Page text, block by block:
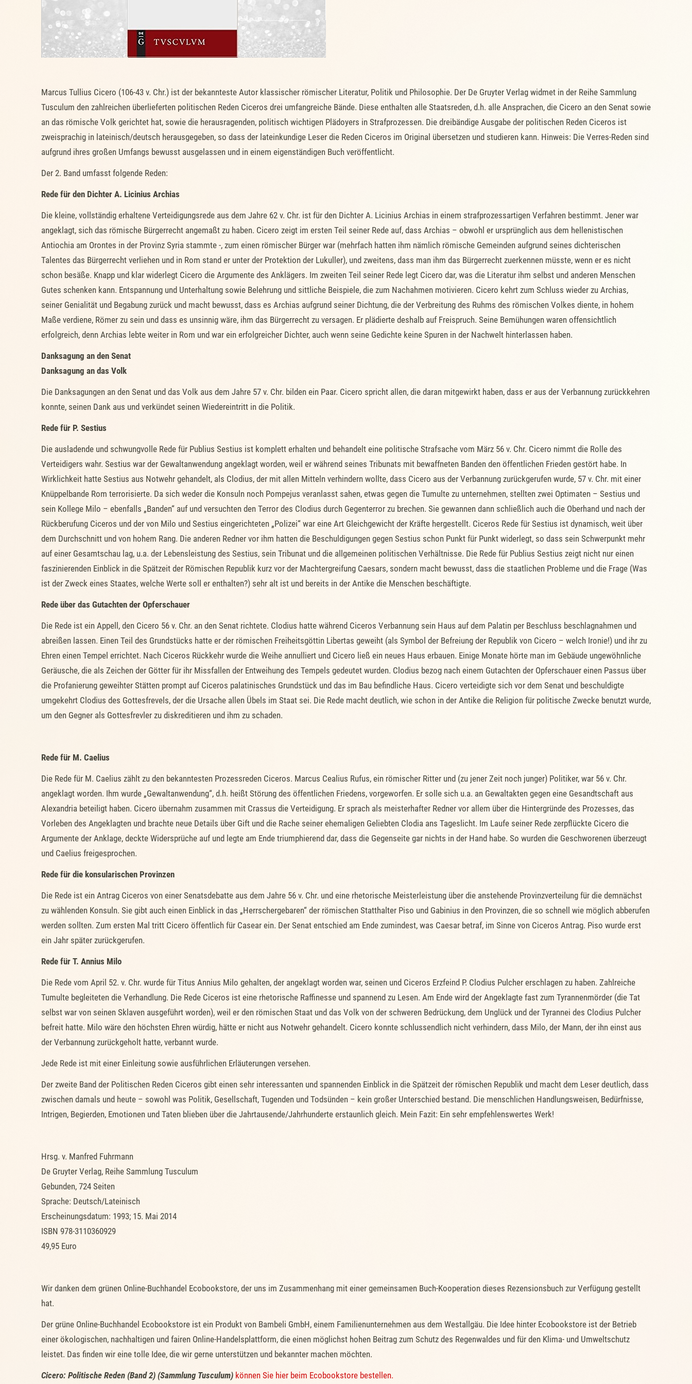
Marcus Tullius Cicero (106-43 v. Chr.) ist der bekannteste Autor klassischer römischer Literatur, Politik und Philosophie. Der De Gruyter Verlag widmet in der Reihe Sammlung
Tusculum den zahlreichen überlieferten politischen Reden Ciceros drei umfangreiche Bände. Diese enthalten alle Staatsreden, d.h. alle Ansprachen, die Cicero an den Senat sowie
an das römische Volk gerichtet hat, sowie die herausragenden, politisch wichtigen Plädoyers in Strafprozessen. Die dreibändige Ausgabe der politischen Reden Ciceros ist
zweisprachig in lateinisch/deutsch herausgegeben, so dass der lateinkundige Leser die Reden Ciceros im Original übersetzen und studieren kann. Hinweis: Die Verres-Reden sind
aufgrund ihres großen Umfangs bewusst ausgelassen und in einem eigenständigen Buch veröffentlicht.
Der 2. Band umfasst folgende Reden:
Rede für den Dichter A. Licinius Archias
Die kleine, vollständig erhaltene Verteidigungsrede aus dem Jahre 62 v. Chr. ist für den Dichter A. Licinius Archias in einem strafprozessartigen Verfahren bestimmt. Jener war
angeklagt, sich das römische Bürgerrecht angemaßt zu haben. Cicero zeigt im ersten Teil seiner Rede auf, dass Archias – obwohl er ursprünglich aus dem hellenistischen
Antiochia am Orontes in der Provinz Syria stammte -, zum einen römischer Bürger war (mehrfach hatten ihm nämlich römische Gemeinden aufgrund seines dichterischen
Talentes das Bürgerrecht verliehen und in Rom stand er unter der Protektion der Lukuller), und zweitens, dass man ihm das Bürgerrecht zuerkennen müsste, wenn er es nicht
schon besäße. Knapp und klar widerlegt Cicero die Argumente des Anklägers. Im zweiten Teil seiner Rede legt Cicero dar, was die Literatur ihm selbst und anderen Menschen
Gutes schenken kann. Entspannung und Unterhaltung sowie Belehrung und sittliche Beispiele, die zum Nachahmen motivieren. Cicero kehrt zum Schluss wieder zu Archias,
seiner Genialität und Begabung zurück und macht bewusst, dass es Archias aufgrund seiner Dichtung, die der Verbreitung des Ruhms des römischen Volkes diente, in hohem
Maße verdiene, Römer zu sein und dass es unsinnig wäre, ihm das Bürgerrecht zu versagen. Er plädierte deshalb auf Freispruch. Seine Bemühungen waren offensichtlich
erfolgreich, denn Archias lebte weiter in Rom und war ein erfolgreicher Dichter, auch wenn seine Gedichte keine Spuren in der Nachwelt hinterlassen haben.
Danksagung an den Senat
Danksagung an das Volk
Die Danksagungen an den Senat und das Volk aus dem Jahre 57 v. Chr. bilden ein Paar. Cicero spricht allen, die daran mitgewirkt haben, dass er aus der Verbannung zurückkehren
konnte, seinen Dank aus und verkündet seinen Wiedereintritt in die Politik.
Rede für P. Sestius
Die ausladende und schwungvolle Rede für Publius Sestius ist komplett erhalten und behandelt eine politische Strafsache vom März 56 v. Chr. Cicero nimmt die Rolle des
Verteidigers wahr. Sestius war der Gewaltanwendung angeklagt worden, weil er während seines Tribunats mit bewaffneten Banden den öffentlichen Frieden gestört habe. In
Wirklichkeit hatte Sestius aus Notwehr gehandelt, als Clodius, der mit allen Mitteln verhindern wollte, dass Cicero aus der Verbannung zurückgerufen wurde, 57 v. Chr. mit einer
Knüppelbande Rom terrorisierte. Da sich weder die Konsuln noch Pompejus veranlasst sahen, etwas gegen die Tumulte zu unternehmen, stellten zwei Optimaten – Sestius und
sein Kollege Milo – ebenfalls „Banden“ auf und versuchten den Terror des Clodius durch Gegenterror zu brechen. Sie gewannen dann schließlich auch die Oberhand und nach der
Rückberufung Ciceros und der von Milo und Sestius eingerichteten „Polizei“ war eine Art Gleichgewicht der Kräfte hergestellt. Ciceros Rede für Sestius ist dynamisch, weit über
dem Durchschnitt und von hohem Rang. Die anderen Redner vor ihm hatten die Beschuldigungen gegen Sestius schon Punkt für Punkt widerlegt, so dass sein Schwerpunkt mehr
auf einer Gesamtschau lag, u.a. der Lebensleistung des Sestius, sein Tribunat und die allgemeinen politischen Verhältnisse. Die Rede für Publius Sestius zeigt nicht nur einen
faszinierenden Einblick in die Spätzeit der Römischen Republik kurz vor der Machtergreifung Caesars, sondern macht bewusst, dass die staatlichen Probleme und die Frage (Was
ist der Zweck eines Staates, welche Werte soll er enthalten?) sehr alt ist und bereits in der Antike die Menschen beschäftigte.
Rede über das Gutachten der Opferschauer
Die Rede ist ein Appell, den Cicero 56 v. Chr. an den Senat richtete. Clodius hatte während Ciceros Verbannung sein Haus auf dem Palatin per Beschluss beschlagnahmen und
abreißen lassen. Einen Teil des Grundstücks hatte er der römischen Freiheitsgöttin Libertas geweiht (als Symbol der Befreiung der Republik von Cicero – welch Ironie!) und ihr zu
Ehren einen Tempel errichtet. Nach Ciceros Rückkehr wurde die Weihe annulliert und Cicero ließ ein neues Haus erbauen. Einige Monate hörte man im Gebäude ungewöhnliche
Geräusche, die als Zeichen der Götter für ihr Missfallen der Entweihung des Tempels gedeutet wurden. Clodius bezog nach einem Gutachten der Opferschauer einen Passus über
die Profanierung geweihter Stätten prompt auf Ciceros palatinisches Grundstück und das im Bau befindliche Haus. Cicero verteidigte sich vor dem Senat und beschuldigte
umgekehrt Clodius des Gottesfrevels, der die Ursache allen Übels im Staat sei. Die Rede macht deutlich, wie schon in der Antike die Religion für politische Zwecke benutzt wurde,
um den Gegner als Gottesfrevler zu diskreditieren und ihm zu schaden.
Rede für M. Caelius
Die Rede für M. Caelius zählt zu den bekanntesten Prozessreden Ciceros. Marcus Cealius Rufus, ein römischer Ritter und (zu jener Zeit noch junger) Politiker, war 56 v. Chr.
angeklagt worden. Ihm wurde „Gewaltanwendung“, d.h. heißt Störung des öffentlichen Friedens, vorgeworfen. Er solle sich u.a. an Gewaltakten gegen eine Gesandtschaft aus
Alexandria beteiligt haben. Cicero übernahm zusammen mit Crassus die Verteidigung. Er sprach als meisterhafter Redner vor allem über die Hintergründe des Prozesses, das
Vorleben des Angeklagten und brachte neue Details über Gift und die Rache seiner ehemaligen Geliebten Clodia ans Tageslicht. Im Laufe seiner Rede zerpflückte Cicero die
Argumente der Anklage, deckte Widersprüche auf und legte am Ende triumphierend dar, dass die Gegenseite gar nichts in der Hand habe. So wurden die Geschworenen überzeugt
und Caelius freigesprochen.
Rede für die konsularischen Provinzen
Die Rede ist ein Antrag Ciceros von einer Senatsdebatte aus dem Jahre 56 v. Chr. und eine rhetorische Meisterleistung über die anstehende Provinzverteilung für die demnächst
zu wählenden Konsuln. Sie gibt auch einen Einblick in das „Herrschergebaren“ der römischen Statthalter Piso und Gabinius in den Provinzen, die so schnell wie möglich abberufen
werden sollten. Zum ersten Mal tritt Cicero öffentlich für Casear ein. Der Senat entschied am Ende zumindest, was Caesar betraf, im Sinne von Ciceros Antrag. Piso wurde erst
ein Jahr später zurückgerufen.
Rede für T. Annius Milo
Die Rede vom April 52. v. Chr. wurde für Titus Annius Milo gehalten, der angeklagt worden war, seinen und Ciceros Erzfeind P. Clodius Pulcher erschlagen zu haben. Zahlreiche
Tumulte begleiteten die Verhandlung. Die Rede Ciceros ist eine rhetorische Raffinesse und spannend zu Lesen. Am Ende wird der Angeklagte fast zum Tyrannenmörder (die Tat
selbst war von seinen Sklaven ausgeführt worden), weil er den römischen Staat und das Volk von der schweren Bedrückung, dem Unglück und der Tyrannei des Clodius Pulcher
befreit hatte. Milo wäre den höchsten Ehren würdig, hätte er nicht aus Notwehr gehandelt. Cicero konnte schlussendlich nicht verhindern, dass Milo, der Mann, der ihn einst aus
der Verbannung zurückgeholt hatte, verbannt wurde.
Jede Rede ist mit einer Einleitung sowie ausführlichen Erläuterungen versehen.
Der zweite Band der Politischen Reden Ciceros gibt einen sehr interessanten und spannenden Einblick in die Spätzeit der römischen Republik und macht dem Leser deutlich, dass
zwischen damals und heute – sowohl was Politik, Gesellschaft, Tugenden und Todsünden – kein großer Unterschied bestand. Die menschlichen Handlungsweisen, Bedürfnisse,
Intrigen, Begierden, Emotionen und Taten blieben über die Jahrtausende/Jahrhunderte erstaunlich gleich. Mein Fazit: Ein sehr empfehlenswertes Werk!
Hrsg. v. Manfred Fuhrmann
De Gruyter Verlag, Reihe Sammlung Tusculum
Gebunden, 724 Seiten
Sprache: Deutsch/Lateinisch
Erscheinungsdatum: 1993; 15. Mai 2014
ISBN 978-3110360929
49,95 Euro
Wir danken dem grünen Online-Buchhandel Ecobookstore, der uns im Zusammenhang mit einer gemeinsamen Buch-Kooperation dieses Rezensionsbuch zur Verfügung gestellt
hat.
Der grüne Online-Buchhandel Ecobookstore ist ein Produkt von Bambeli GmbH, einem Familienunternehmen aus dem Westallgäu. Die Idee hinter Ecobookstore ist der Betrieb
einer ökologischen, nachhaltigen und fairen Online-Handelsplattform, die einen möglichst hohen Beitrag zum Schutz des Regenwaldes und für den Klima- und Umweltschutz
leistet. Das finden wir eine tolle Idee, die wir gerne unterstützen und bekannter machen möchten.
Cicero: Politische Reden (Band 2) (Sammlung Tusculum) können Sie hier beim Ecobookstore bestellen.